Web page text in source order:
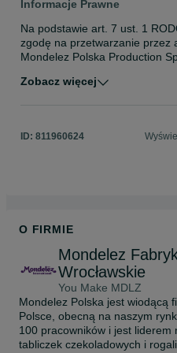
Informacje Prawne
Na podstawie art. 7 ust. 1
zgodę na przetwarzanie przez
Mondelez Polska Production
Kobierzyce, moich danych
Niniejszym potwierdzam
Zobacz więcej
ID: 811960624
O FIRMIE
Mondelez
Wrocławskie
You Make MDLZ
Mondelez Polska jest wiodącą
Polsce, obecną na naszym
100 pracowników i jest liderem
tabliczek czekoladowych i